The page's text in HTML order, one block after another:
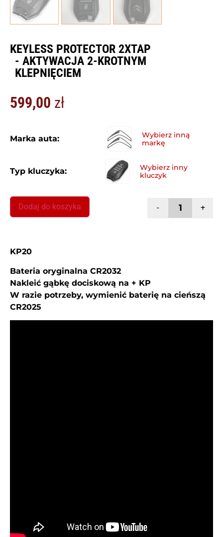
KEYLESS PROTECTOR 2XTAP
- AKTYWACJA 2-KROTNYM
KLEPNIĘCIEM
599,00 zł
Marka auta:
Typ kluczyka:
- +
Dodaj do koszyka
KP20
Bateria oryginalna CR2032
Nakleić gąbkę dociskową na + KP
W razie potrzeby, wymienić baterię na cieńszą
CR2025